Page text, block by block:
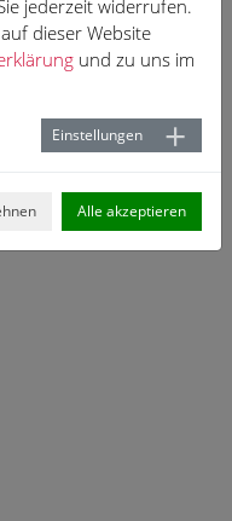
jederzeit widerrufen.
dieser Website
und zu uns im
Einstellungen
Alle akzeptieren